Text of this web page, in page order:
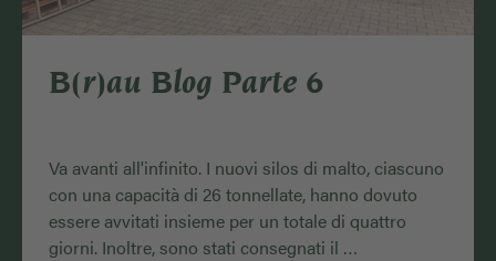
B(r)au Blog Parte 6
Va avanti all'infinito. I nuovi silos di malto, ciascuno
con una capacità di 26 tonnellate, hanno dovuto
essere avvitati insieme per un totale di quattro
giorni. Inoltre, sono stati consegnati il ​​…